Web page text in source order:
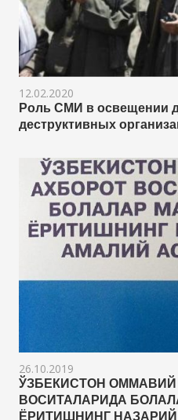
12.02.2020
Роль СМИ в освещении
деструктивных
26.10.2019
ЎЗБЕКИСТОН
ВОСИТАЛАРИДА
ЁРИТИШНИНГ